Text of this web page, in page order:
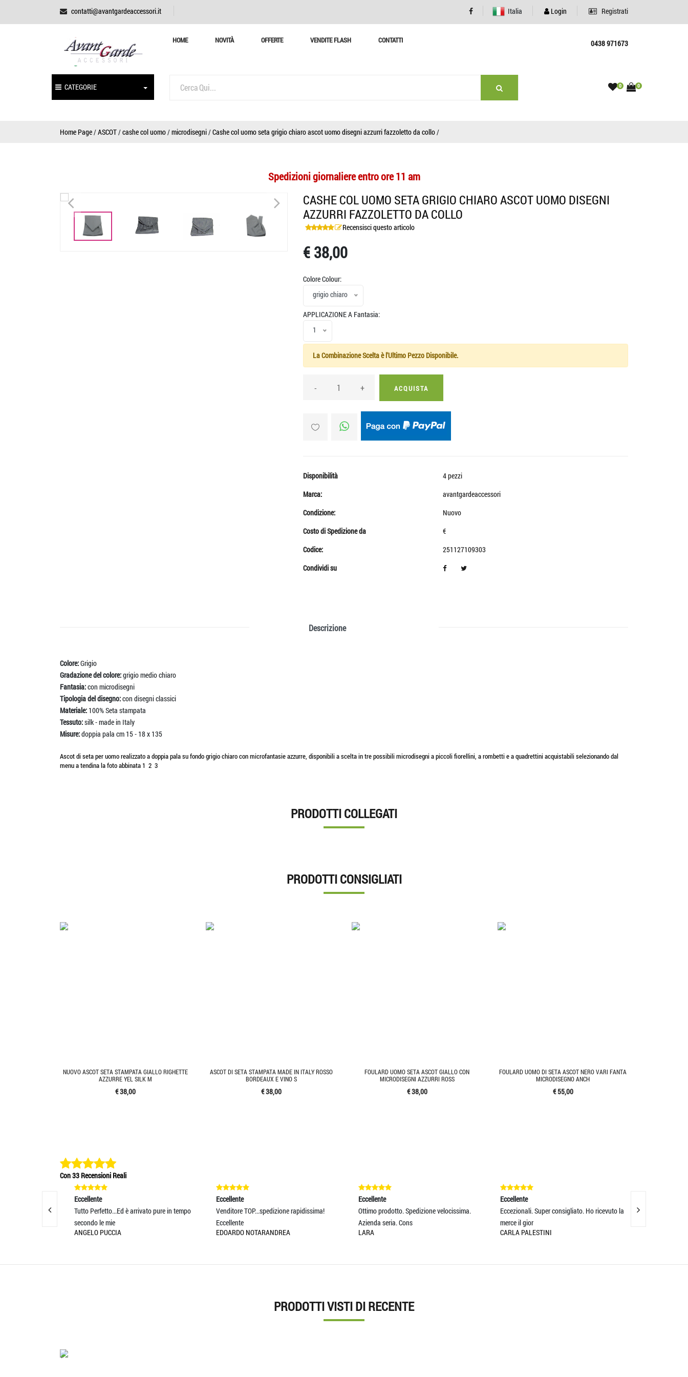
contatti@avantgardeaccessori.it Italia Login Registrati
HOME NOVITÀ OFFERTE VENDITE FLASH CONTATTI 0438 971673
CATEGORIE 0 0
Home Page/ASCOT/cashe col uomo/microdisegni/Cashe col uomo seta grigio chiaro ascot uomo disegni azzurri fazzoletto da collo/
Spedizioni giornaliere entro ore 11 am
< >
CASHE COL UOMO SETA GRIGIO CHIARO ASCOT UOMO DISEGNI
AZZURRI FAZZOLETTO DA COLLO
Recensisci questo articolo
€ 38,00
Colore Colour:
grigio chiaro
APPLICAZIONE A Fantasia:
1
La Combinazione Scelta è l'Ultimo Pezzo Disponibile.
- + ACQUISTA
Disponibilità
4 pezzi
Marca:
avantgardeaccessori
Condizione:
Nuovo
Costo di Spedizione da
€
Codice:
251127109303
Condividi su
Descrizione
Colore:Grigio
Gradazione del colore:grigio medio chiaro
Fantasia:con microdisegni
Tipologia del disegno:con disegni classici
Materiale: 100% Seta stampata
Tessuto:silk - made in Italy
Misure:doppia pala cm 15 - 18 x 135
Ascot di seta per uomo realizzato a doppia pala su fondo grigio chiaro con microfantasie azzurre, disponibili a scelta in tre possibili microdisegni a piccoli fiorellini, a rombetti e a quadrettini acquistabili selezionando dal
menu a tendina la foto abbinata 1 2 3
PRODOTTI COLLEGATI
PRODOTTI CONSIGLIATI
NUOVO ASCOT SETA STAMPATA GIALLO RIGHETTE
AZZURRE YEL SILK M
€ 38,00
ASCOT DI SETA STAMPATA MADE IN ITALY ROSSO
BORDEAUX E VINO S
€ 38,00
FOULARD UOMO SETA ASCOT GIALLO CON
MICRODISEGNI AZZURRI ROSS
€ 38,00
FOULARD UOMO DI SETA ASCOT NERO VARI FANTA
MICRODISEGNO ANCH
€ 55,00
Con 33 Recensioni Reali
Eccellente
Tutto Perfetto...Ed è arrivato pure in tempo
secondo le mie
ANGELO PUCCIA
Eccellente
Venditore TOP...spedizione rapidissima!
Eccellente
EDOARDO NOTARANDREA
Eccellente
Ottimo prodotto. Spedizione velocissima.
Azienda seria. Cons
LARA
Eccellente
Eccezionali. Super consigliato. Ho ricevuto la
merce il gior
CARLA PALESTINI
Servizio
PRODOTTI VISTI DI RECENTE
'.'